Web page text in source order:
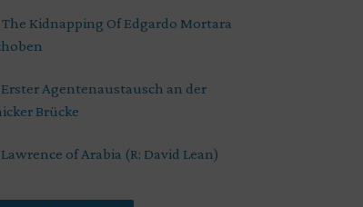
The Kidnapping Of Edgardo Mortara
Erster Agentenaustausch an der
Brücke
Lawrence of Arabia (R: David Lean)